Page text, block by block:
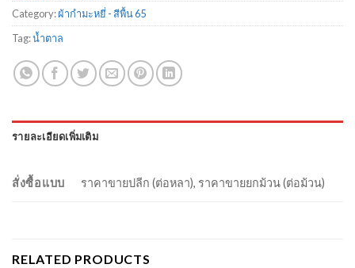
Category:ผ้ากำมะหยี่ - สีพื้น 65
Tag:น้ำตาล
รายละเอียดเพิ่มเติม
สั่งซื้อแบบ ราคาขายปลีก (ต่อหลา), ราคาขายยกม้วน (ต่อม้วน)
RELATED PRODUCTS